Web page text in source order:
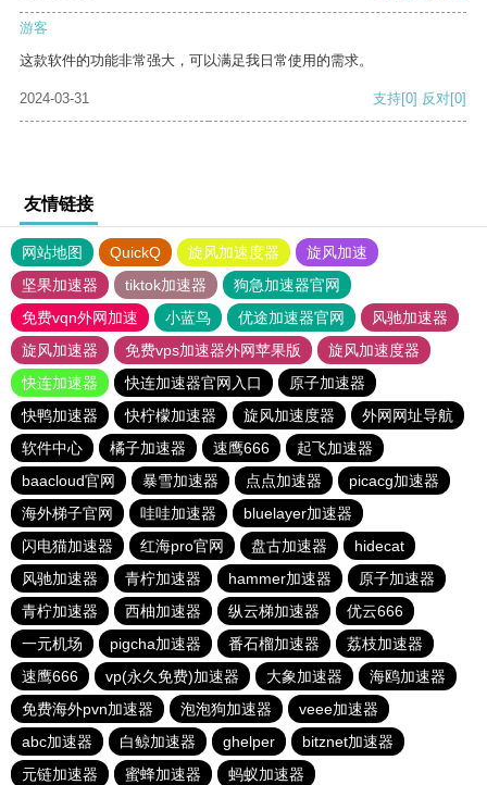
游客
这款软件的功能非常强大，可以满足我日常使用的需求。
2024-03-31 支持[0] 反对[0]
友情链接
网站地图 QuickQ 旋风加速度器
旋风加速
坚果加速器
tiktok加速器
狗急加速器官网
免费vqn外网加速
小蓝鸟 优途加速器官网
风驰加速器
旋风加速器
免费vps加速器外网苹果版
旋风加速度器
快连加速器
快连加速器官网入口
原子加速器
快鸭加速器
快柠檬加速器 旋风加速度器
外网网址导航
软件中心
橘子加速器 速鹰666
起飞加速器
baacloud官网
暴雪加速器 点点加速器
picacg加速器
海外梯子官网
哇哇加速器
bluelayer加速器
闪电猫加速器
红海pro官网 盘古加速器
hidecat
风驰加速器
青柠加速器 hammer加速器
原子加速器
青柠加速器
西柚加速器 纵云梯加速器
优云666
一元机场
pigcha加速器 番石榴加速器
荔枝加速器
速鹰666
vp(永久免费)加速器 大象加速器
海鸥加速器
免费海外pvn加速器
泡泡狗加速器
veee加速器
abc加速器
白鲸加速器 ghelper
bitznet加速器
元链加速器
蜜蜂加速器 蚂蚁加速器